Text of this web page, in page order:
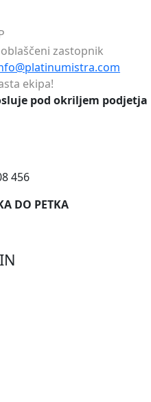
zastopnik
ekipa!
pod okriljem podjetja
456
DO PETKA